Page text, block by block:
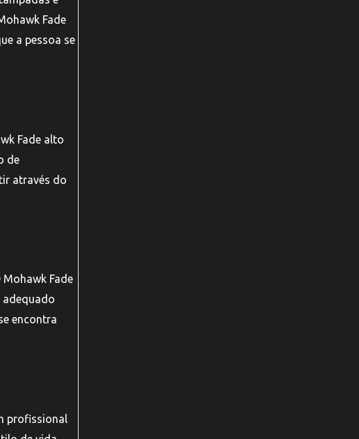
Fade
a pessoa se
Fade alto
de
através do
Fade
adequado
encontra
profissional